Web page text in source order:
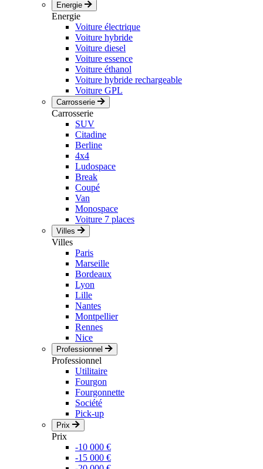
Energie
Energie
Voiture électrique
Voiture hybride
Voiture diesel
Voiture essence
Voiture éthanol
Voiture hybride rechargeable
Voiture GPL
Carrosserie
Carrosserie
SUV
Citadine
Berline
4x4
Ludospace
Break
Coupé
Van
Monospace
Voiture 7 places
Villes
Villes
Paris
Marseille
Bordeaux
Lyon
Lille
Nantes
Montpellier
Rennes
Nice
Professionnel
Professionnel
Utilitaire
Fourgon
Fourgonnette
Société
Pick-up
Prix
Prix
-10 000 €
-15 000 €